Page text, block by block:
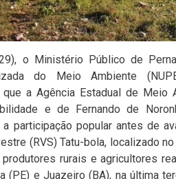
o Ministério Público de
do Meio Ambiente
que a Agência Estadual de
e de Fernando de
participação popular antes de
(RVS) Tatu-bola, localizado
rurais e agricultores
(PE) e Juazeiro (BA), na última